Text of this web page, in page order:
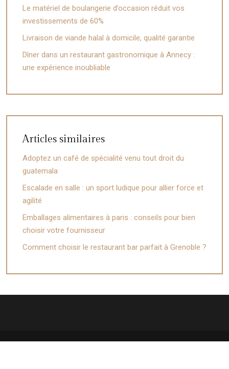
Le matériel de boulangerie d’occasion réduit vos
investissements de 60%
Livraison de viande halal à domicile, qualité garantie
Dîner dans un restaurant gastronomique à Annecy :
une expérience inoubliable
Articles similaires
Adoptez un café de spécialité venu tout droit du
guatemala
Escalade en salle : un sport ludique pour allier force et
agilité
Emballages alimentaires à paris : conseils pour bien
choisir votre fournisseur
Comment choisir le restaurant bar parfait à Grenoble ?